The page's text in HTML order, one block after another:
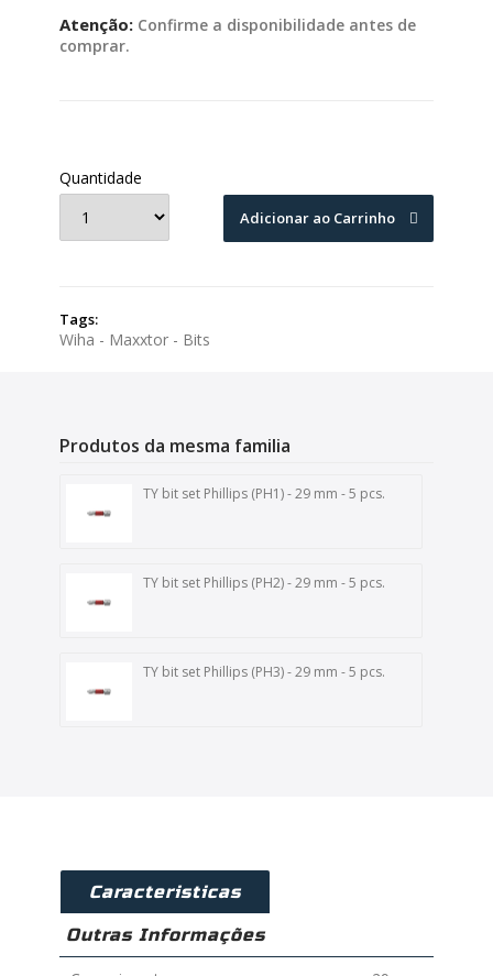
Atenção: Confirme a disponibilidade antes de
comprar.
Quantidade
Adicionar ao Carrinho
Tags:
Wiha - Maxxtor - Bits
Produtos da mesma familia
TY bit set Phillips (PH1) - 29 mm - 5 pcs.
TY bit set Phillips (PH2) - 29 mm - 5 pcs.
TY bit set Phillips (PH3) - 29 mm - 5 pcs.
Caracteristicas
Outras Informações